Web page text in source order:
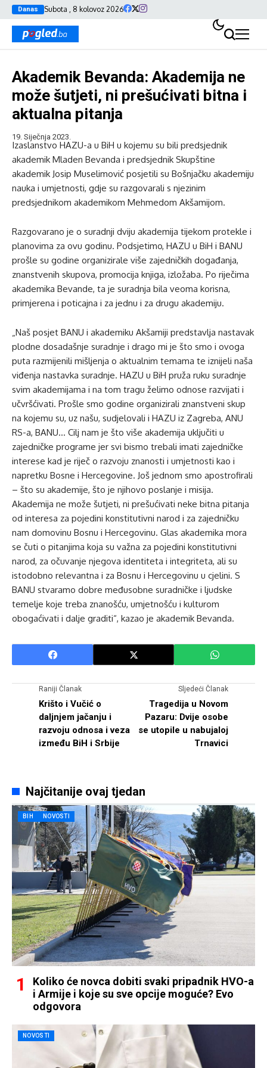
Danas Subota , 8 kolovoz 2026
Akademik Bevanda: Akademija ne
može šutjeti, ni prešućivati bitna i
aktualna pitanja
19. Siječnja 2023.
Izaslanstvo HAZU-a u BiH u kojemu su bili predsjednik
akademik Mladen Bevanda i predsjednik Skupštine
akademik Josip Muselimović posjetili su Bošnjačku akademiju
nauka i umjetnosti, gdje su razgovarali s njezinim
predsjednikom akademikom Mehmedom Akšamijom.
Razgovarano je o suradnji dviju akademija tijekom protekle i
planovima za ovu godinu. Podsjetimo, HAZU u BiH i BANU
prošle su godine organizirale više zajedničkih događanja,
znanstvenih skupova, promocija knjiga, izložaba. Po riječima
akademika Bevande, ta je suradnja bila veoma korisna,
primjerena i poticajna i za jednu i za drugu akademiju.
„Naš posjet BANU i akademiku Akšamiji predstavlja nastavak
plodne dosadašnje suradnje i drago mi je što smo i ovoga
puta razmijenili mišljenja o aktualnim temama te iznijeli naša
viđenja nastavka suradnje. HAZU u BiH pruža ruku suradnje
svim akademijama i na tom tragu želimo odnose razvijati i
učvršćivati. Prošle smo godine organizirali znanstveni skup
na kojemu su, uz našu, sudjelovali i HAZU iz Zagreba, ANU
RS-a, BANU… Cilj nam je što više akademija uključiti u
zajedničke programe jer svi bismo trebali imati zajedničke
interese kad je riječ o razvoju znanosti i umjetnosti kao i
napretku Bosne i Hercegovine. Još jednom smo apostrofirali
– što su akademije, što je njihovo poslanje i misija.
Akademija ne može šutjeti, ni prešućivati neke bitna pitanja
od interesa za pojedini konstitutivni narod i za zajedničku
nam domovinu Bosnu i Hercegovinu. Glas akademika mora
se čuti o pitanjima koja su važna za pojedini konstitutivni
narod, za očuvanje njegova identiteta i integriteta, ali su
istodobno relevantna i za Bosnu i Hercegovinu u cjelini. S
BANU stvaramo dobre međusobne suradničke i ljudske
temelje koje treba znanošću, umjetnošću i kulturom
obogaćivati i dalje graditi“, kazao je akademik Bevanda.
Raniji Članak
Krišto i Vučić o
daljnjem jačanju i
razvoju odnosa i veza
između BiH i Srbije
Sljedeći Članak
Tragedija u Novom
Pazaru: Dvije osobe
se utopile u nabujaloj
Trnavici
Najčitanije ovaj tjedan
BIH NOVOSTI
Koliko će novca dobiti svaki pripadnik HVO-a
i Armije i koje su sve opcije moguće? Evo
odgovora
NOVOSTI